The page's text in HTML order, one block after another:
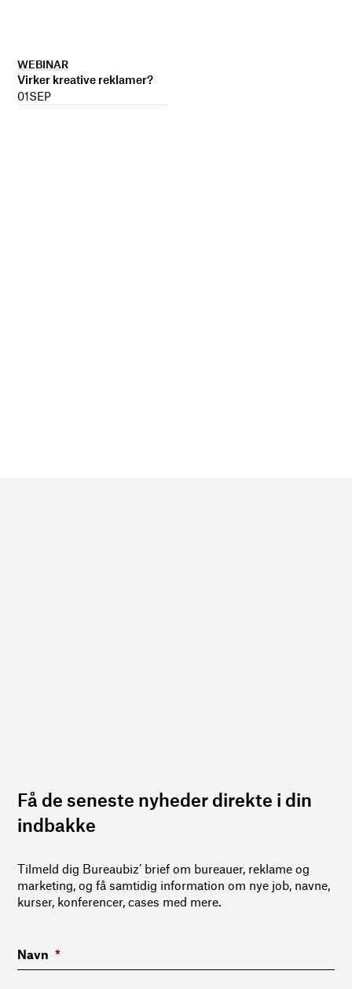
WEBINAR
Virker kreative reklamer?
01SEP
Få de seneste nyheder direkte i din
indbakke
Tilmeld dig Bureaubiz’ brief om bureauer, reklame og
marketing, og få samtidig information om nye job, navne,
kurser, konferencer, cases med mere.
Navn *